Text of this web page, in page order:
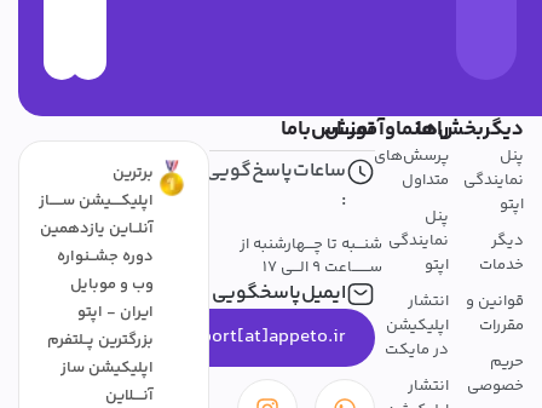
دیگربخش‌ها
پنل
نمایندگی
اپتو
دیگر
خدمات
قوانین و
مقررات
حریم
خصوصی
راهنماوآموزش
پرسش‌های
متداول
پنل
نمایندگی
اپتو
انتشار
اپلیکیشن
در مایکت
انتشار
تمــــاس‌باما
ساعات‌پاسخ‌گویی
:
شنـــبه تا چـــهارشنبه از
ســـــــاعت 9 الـــی 17
ایمیل‌پاسخگویی
support[at]appeto.ir
برترین
اپلیکــــیشن ســـــاز
آنلــاین یازدهمین
دوره جشــنواره
وب و موبایل
ایران - اپتو
بزرگترین پــلتفرم
اپلیکیشن ساز
آنــــلاین